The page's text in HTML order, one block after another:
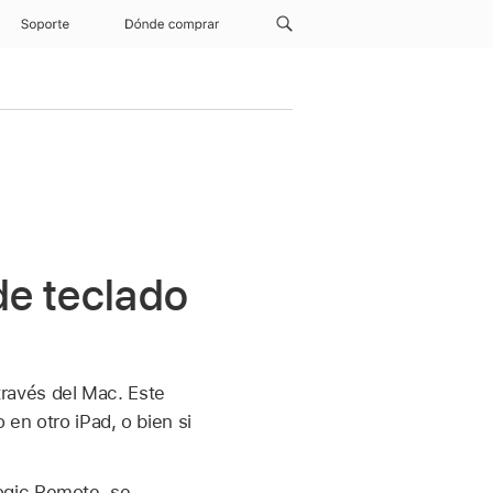
Soporte Dónde comprar
teclado
del Mac. Este
otro iPad, o bien si